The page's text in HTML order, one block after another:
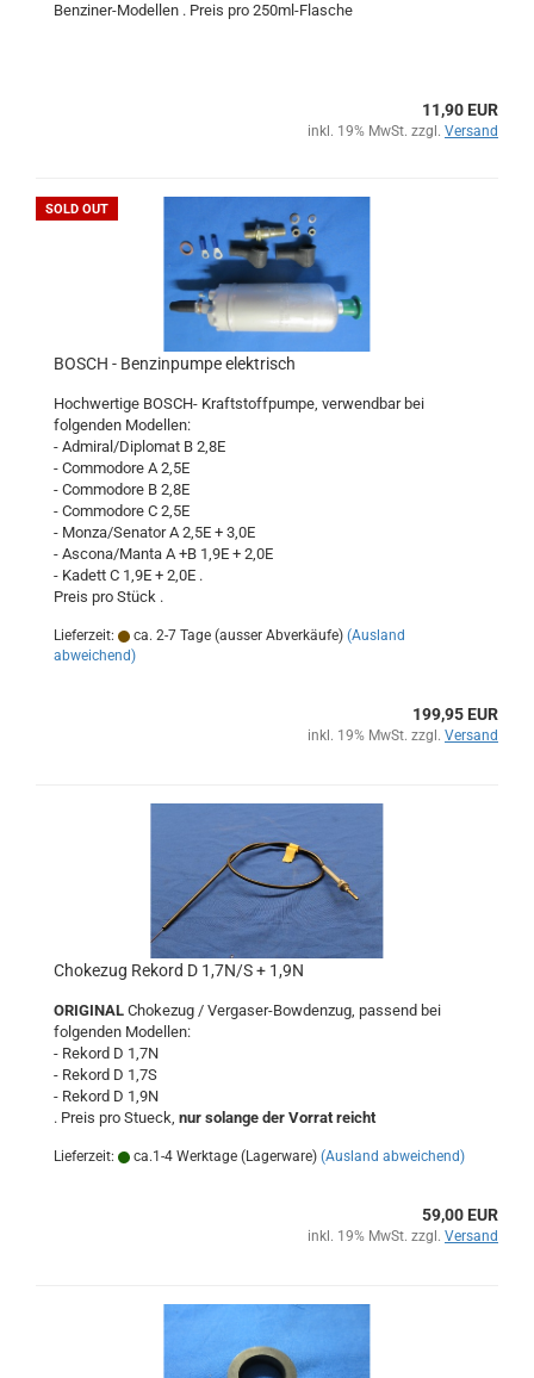
Benziner-Modellen . Preis pro 250ml-Flasche
11,90 EUR
inkl. 19% MwSt. zzgl. Versand
SOLD OUT
BOSCH - Benzinpumpe elektrisch
Hochwertige BOSCH- Kraftstoffpumpe, verwendbar bei
folgenden Modellen:
- Admiral/Diplomat B 2,8E
- Commodore A 2,5E
- Commodore B 2,8E
- Commodore C 2,5E
- Monza/Senator A 2,5E + 3,0E
- Ascona/Manta A +B 1,9E + 2,0E
- Kadett C 1,9E + 2,0E .
Preis pro Stück .
Lieferzeit: ca. 2-7 Tage (ausser Abverkäufe) (Ausland
abweichend)
199,95 EUR
inkl. 19% MwSt. zzgl. Versand
Chokezug Rekord D 1,7N/S + 1,9N
ORIGINAL Chokezug / Vergaser-Bowdenzug, passend bei
folgenden Modellen:
- Rekord D 1,7N
- Rekord D 1,7S
- Rekord D 1,9N
. Preis pro Stueck, nur solange der Vorrat reicht
Lieferzeit: ca.1-4 Werktage (Lagerware) (Ausland abweichend)
59,00 EUR
inkl. 19% MwSt. zzgl. Versand